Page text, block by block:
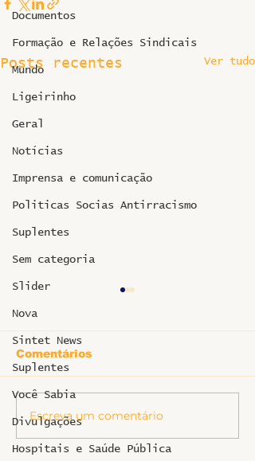
Documentos
Formação e Relações Sindicais
Mundo
Ligeirinho
Geral
Notícias
Imprensa e comunicação
Politicas Socias Antirracismo
Suplentes
Sem categoria
Slider
Nova
Sintet News
Suplentes
Você Sabia
Divulgações
Hospitais e Saúde Pública
Posts recentes Ver tudo
Ligeirinho 541 | Julho
2026
Comentários
Escreva um comentário